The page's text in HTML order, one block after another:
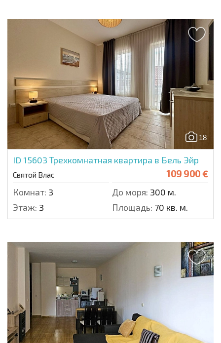
18
ID 15603 Трехкомнатная квартира в Бель Эйр
Святой Влас 109 900 €
Комнат: 3 До моря: 300 м.
Этаж: 3 Площадь: 70 кв. м.